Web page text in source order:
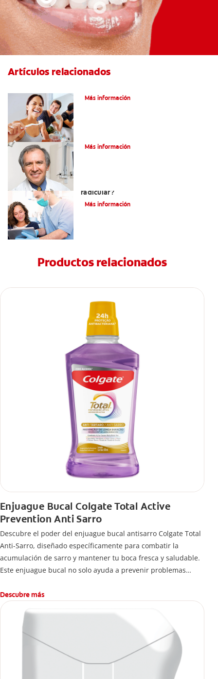
Artículos relacionados
Más información
Más información
radicular?
Más información
Productos relacionados
Enjuague Bucal Colgate Total Active
Prevention Anti Sarro
Descubre el poder del enjuague bucal antisarro Colgate Total
Anti-Sarro, diseñado específicamente para combatir la
acumulación de sarro y mantener tu boca fresca y saludable.
Este enjuague bucal no solo ayuda a prevenir problemas
Descubre más